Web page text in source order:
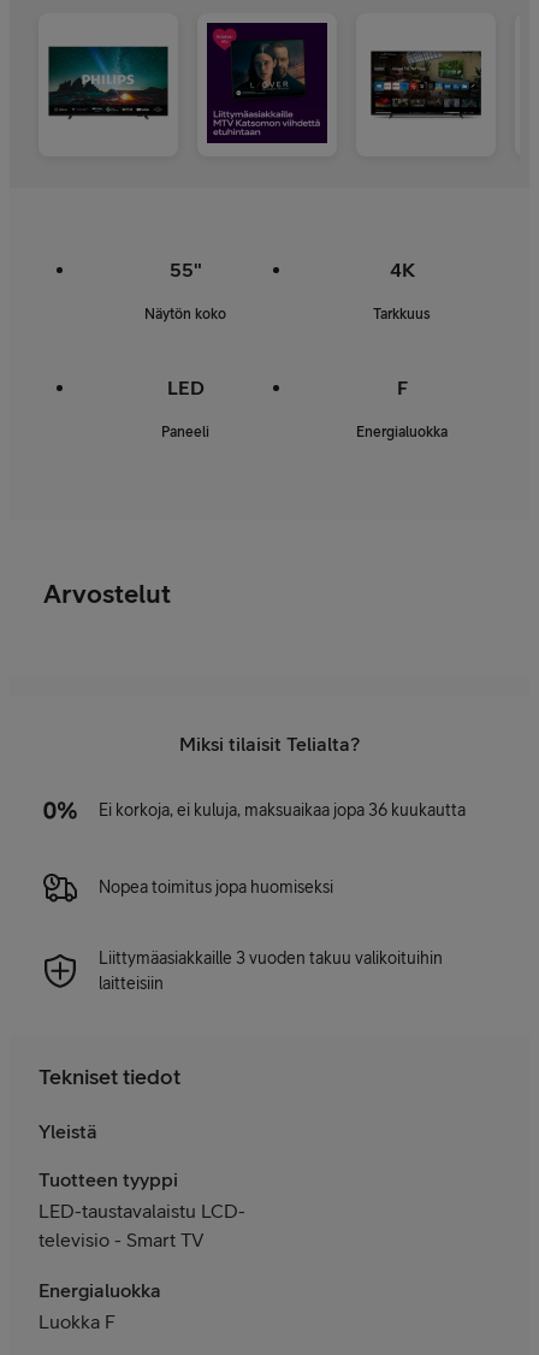
55"
Näytön koko
4K
Tarkkuus
LED
Paneeli
F
Energialuokka
Arvostelut
Miksi tilaisit Telialta?
Ei korkoja, ei kuluja, maksuaikaa jopa 36 kuukautta
Nopea toimitus jopa huomiseksi
Liittymäasiakkaille 3 vuoden takuu valikoituihin
laitteisiin
Tekniset tiedot
Yleistä
Tuotteen tyyppi
LED-taustavalaistu LCD-
televisio - Smart TV
Energialuokka
Luokka F